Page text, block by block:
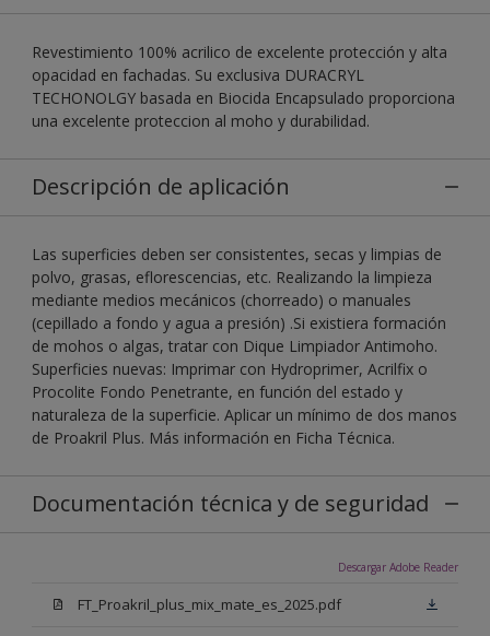
Revestimiento 100% acrilico de excelente protección y alta
opacidad en fachadas. Su exclusiva DURACRYL
TECHONOLGY basada en Biocida Encapsulado proporciona
una excelente proteccion al moho y durabilidad.
Descripción de aplicación
Las superficies deben ser consistentes, secas y limpias de
polvo, grasas, eflorescencias, etc. Realizando la limpieza
mediante medios mecánicos (chorreado) o manuales
(cepillado a fondo y agua a presión) .Si existiera formación
de mohos o algas, tratar con Dique Limpiador Antimoho.
Superficies nuevas: Imprimar con Hydroprimer, Acrilfix o
Procolite Fondo Penetrante, en función del estado y
naturaleza de la superficie. Aplicar un mínimo de dos manos
de Proakril Plus. Más información en Ficha Técnica.
Documentación técnica y de seguridad
Descargar Adobe Reader
FT_Proakril_plus_mix_mate_es_2025.pdf